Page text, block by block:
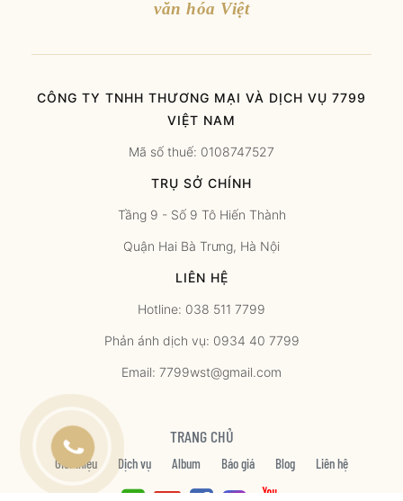
văn hóa Việt
CÔNG TY TNHH THƯƠNG MẠI VÀ DỊCH VỤ 7799
VIỆT NAM
Mã số thuế: 0108747527
TRỤ SỞ CHÍNH
Tầng 9 - Số 9 Tô Hiến Thành
Quận Hai Bà Trưng, Hà Nội
LIÊN HỆ
Hotline: 038 511 7799
Phản ánh dịch vụ: 0934 40 7799
Email: 7799wst@gmail.com
TRANG CHỦ
Giới thiệu Dịch vụ Album Báo giá Blog Liên hệ